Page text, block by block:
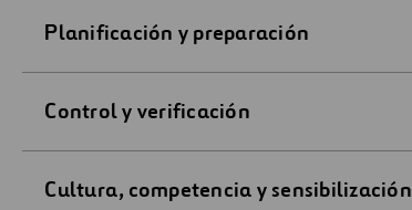
Planificación y preparación
Control y verificación
Cultura, competencia y sensibilización